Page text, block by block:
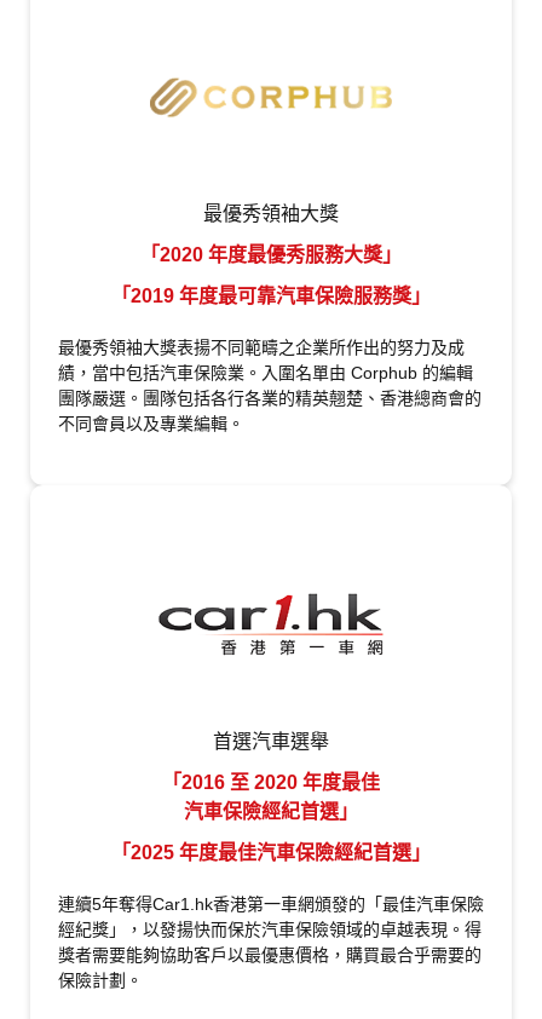
最優秀領袖大獎
「2020 年度最優秀服務大獎」
「2019 年度最可靠汽車保險服務獎」
最優秀領袖大獎表揚不同範疇之企業所作出的努力及成
績，當中包括汽車保險業。入圍名單由 Corphub 的編輯
團隊嚴選。團隊包括各行各業的精英翹楚、香港總商會的
不同會員以及專業編輯。
首選汽車選舉
「2016 至 2020 年度最佳
汽車保險經紀首選」
「2025 年度最佳汽車保險經紀首選」
連續5年奪得Car1.hk香港第一車網頒發的「最佳汽車保險
經紀獎」，以發揚快而保於汽車保險領域的卓越表現。得
獎者需要能夠協助客戶以最優惠價格，購買最合乎需要的
保險計劃。